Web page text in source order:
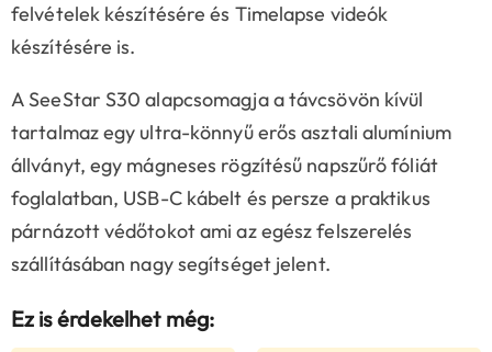
felvételek készítésére és Timelapse videók
készítésére is.
A SeeStar S30 alapcsomagja a távcsövön kívül
tartalmaz egy ultra-könnyű erős asztali alumínium
állványt, egy mágneses rögzítésű napszűrő fóliát
foglalatban, USB-C kábelt és persze a praktikus
párnázott védőtokot ami az egész felszerelés
szállításában nagy segítséget jelent.
Ez is érdekelhet még: